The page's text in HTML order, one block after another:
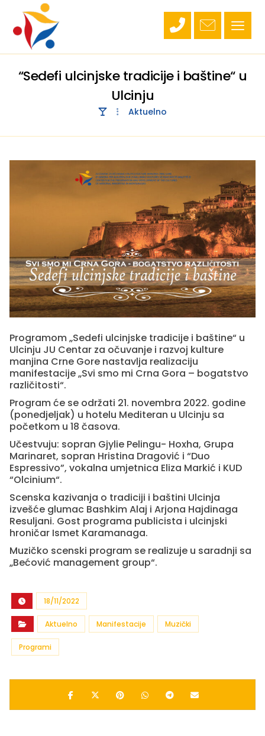
“Sedefi ulcinjske tradicije i baštine“ u
Ulcinju
Aktuelno
Programom „Sedefi ulcinjske tradicije i baštine“ u
Ulcinju JU Centar za očuvanje i razvoj kulture
manjina Crne Gore nastavlja realizaciju
manifestacije „Svi smo mi Crna Gora – bogatstvo
različitosti“.
Program će se održati 21. novembra 2022. godine
(ponedjeljak) u hotelu Mediteran u Ulcinju sa
početkom u 18 časova.
Učestvuju: sopran Gjylie Pelingu- Hoxha, Grupa
Marinaret, sopran Hristina Dragović i “Duo
Espressivo”, vokalna umjetnica Eliza Markić i KUD
“Olcinium“.
Scenska kazivanja o tradiciji i baštini Ulcinja
izvešće glumac Bashkim Alaj i Arjona Hajdinaga
Resuljani. Gost programa publicista i ulcinjski
hroničar Ismet Karamanaga.
Muzičko scenski program se realizuje u saradnji sa
„Bećović management group“.
18/11/2022
Aktuelno Manifestacije Muzički
Programi